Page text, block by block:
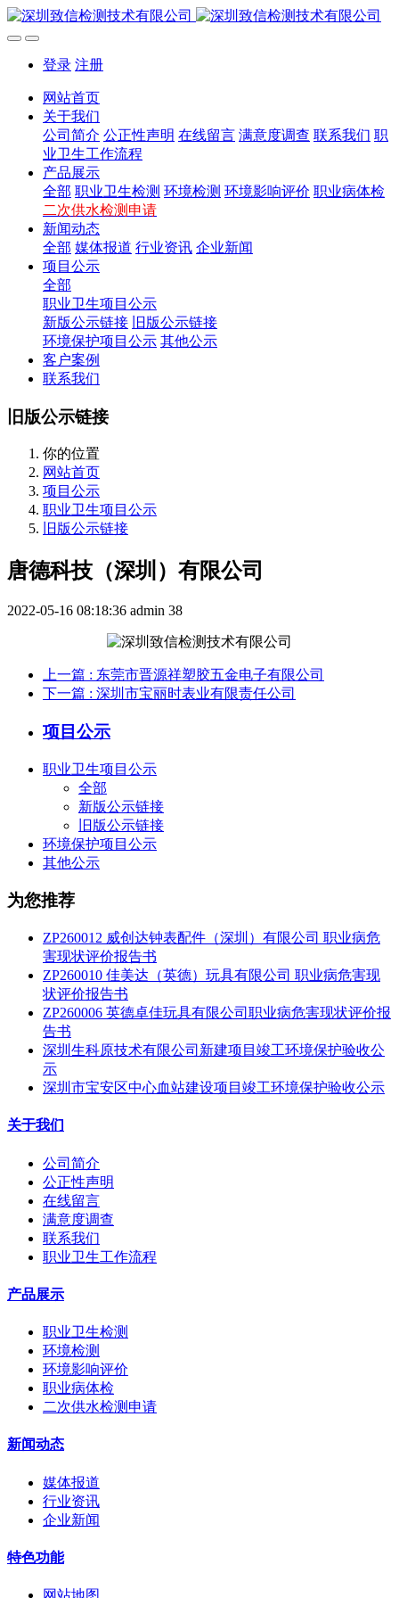
登录 注册
网站首页
关于我们
公司简介 公正性声明 在线留言 满意度调查 联系我们 职
业卫生工作流程
产品展示
全部 职业卫生检测 环境检测 环境影响评价 职业病体检
二次供水检测申请
新闻动态
全部 媒体报道 行业资讯 企业新闻
项目公示
全部
职业卫生项目公示
新版公示链接
旧版公示链接
环境保护项目公示 其他公示
客户案例
联系我们
旧版公示链接
你的位置
网站首页
项目公示
职业卫生项目公示
旧版公示链接
唐德科技（深圳）有限公司
2022-05-16 08:18:36 admin 38
上一篇 : 东莞市晋源祥塑胶五金电子有限公司
下一篇 : 深圳市宝丽时表业有限责任公司
项目公示
职业卫生项目公示
全部
新版公示链接
旧版公示链接
环境保护项目公示
其他公示
为您推荐
ZP260012 威创达钟表配件（深圳）有限公司 职业病危
害现状评价报告书
ZP260010 佳美达（英德）玩具有限公司 职业病危害现
状评价报告书
ZP260006 英德卓佳玩具有限公司职业病危害现状评价报
告书
深圳生科原技术有限公司新建项目竣工环境保护验收公
示
深圳市宝安区中心血站建设项目竣工环境保护验收公示
关于我们
公司简介
公正性声明
在线留言
满意度调查
联系我们
职业卫生工作流程
产品展示
职业卫生检测
环境检测
环境影响评价
职业病体检
二次供水检测申请
新闻动态
媒体报道
行业资讯
企业新闻
特色功能